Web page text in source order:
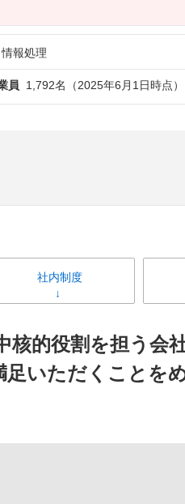
情報処理
員 1,792名（2025年6月1日時点）
社内制度
的役割を担う会
いただくことを